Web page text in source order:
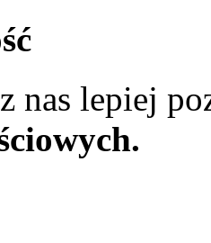
nas lepiej